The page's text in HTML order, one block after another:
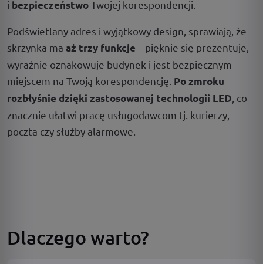
i bezpieczeństwoTwojej korespondencji.
Podświetlany adres i wyjątkowy design, sprawiają, że
skrzynka ma aż trzy funkcje – pięknie się prezentuje,
wyraźnie oznakowuje budynek i jest bezpiecznym
miejscem na Twoją korespondencję. Po zmroku
rozbłyśnie dzięki zastosowanej technologii LED , co
znacznie ułatwi pracę usługodawcom tj. kurierzy,
poczta czy służby alarmowe.
Dlaczego warto?